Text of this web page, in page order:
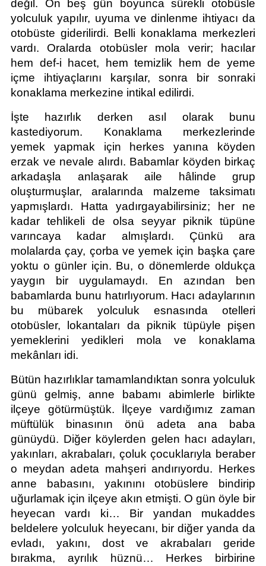
değil. On beş gün boyunca sürekli otobüsle
yolculuk yapılır, uyuma ve dinlenme ihtiyacı da
otobüste giderilirdi. Belli konaklama merkezleri
vardı. Oralarda otobüsler mola verir; hacılar
hem def-i hacet, hem temizlik hem de yeme
içme ihtiyaçlarını karşılar, sonra bir sonraki
konaklama merkezine intikal edilirdi.
İşte hazırlık derken asıl olarak bunu
kastediyorum. Konaklama merkezlerinde
yemek yapmak için herkes yanına köyden
erzak ve nevale alırdı. Babamlar köyden birkaç
arkadaşla anlaşarak aile hâlinde grup
oluşturmuşlar, aralarında malzeme taksimatı
yapmışlardı. Hatta yadırgayabilirsiniz; her ne
kadar tehlikeli de olsa seyyar piknik tüpüne
varıncaya kadar almışlardı. Çünkü ara
molalarda çay, çorba ve yemek için başka çare
yoktu o günler için. Bu, o dönemlerde oldukça
yaygın bir uygulamaydı. En azından ben
babamlarda bunu hatırlıyorum. Hacı adaylarının
bu mübarek yolculuk esnasında otelleri
otobüsler, lokantaları da piknik tüpüyle pişen
yemeklerini yedikleri mola ve konaklama
mekânları idi.
Bütün hazırlıklar tamamlandıktan sonra yolculuk
günü gelmiş, anne babamı abimlerle birlikte
ilçeye götürmüştük. İlçeye vardığımız zaman
müftülük binasının önü adeta ana baba
günüydü. Diğer köylerden gelen hacı adayları,
yakınları, akrabaları, çoluk çocuklarıyla beraber
o meydan adeta mahşeri andırıyordu. Herkes
anne babasını, yakınını otobüslere bindirip
uğurlamak için ilçeye akın etmişti. O gün öyle bir
heyecan vardı ki… Bir yandan mukaddes
beldelere yolculuk heyecanı, bir diğer yanda da
evladı, yakını, dost ve akrabaları geride
bırakma, ayrılık hüznü… Herkes birbirine